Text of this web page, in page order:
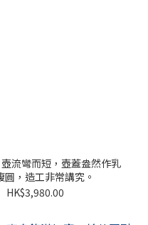
壺流彎而短，壺蓋盎然作乳
圓，造工非常講究。
HK$3,980.00